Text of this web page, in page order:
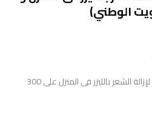
الوطني)
يحتوى جهاز ميس مون لإزالة الشعر بالليزر فى المنزل على 300